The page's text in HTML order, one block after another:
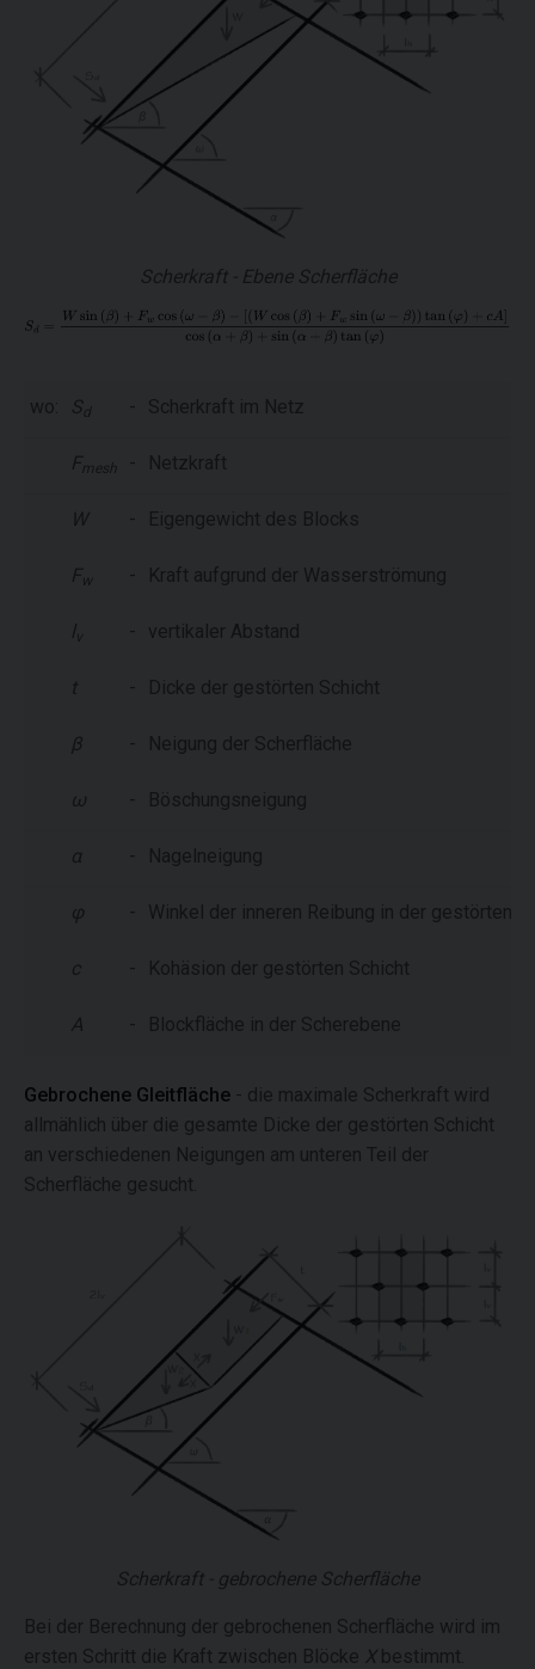
Scherkraft - Ebene Scherfläche
wo: S d - Scherkraft im Netz
Fmesh - Netzkraft
W - Eigengewicht des Blocks
F w - Kraft aufgrund der Wasserströmung
lv - vertikaler Abstand
t - Dicke der gestörten Schicht
β - Neigung der Scherfläche
ω - Böschungsneigung
α - Nagelneigung
φ - Winkel der inneren Reibung in der gestörten
c - Kohäsion der gestörten Schicht
A - Blockfläche in der Scherebene
Gebrochene Gleitfläche - die maximale Scherkraft wird
allmählich über die gesamte Dicke der gestörten Schicht
an verschiedenen Neigungen am unteren Teil der
Scherfläche gesucht.
Scherkraft - gebrochene Scherfläche
Bei der Berechnung der gebrochenen Scherfläche wird im
ersten Schritt die Kraft zwischen Blöcke Xbestimmt.